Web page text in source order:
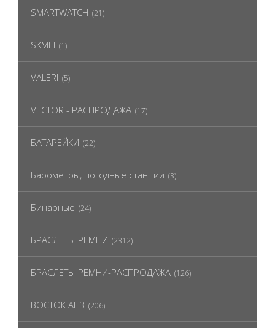
SMARTWATCH (21)
SKMEI (1)
VALERI (5)
VECTOR - РАСПРОДАЖА (17)
БАТАРЕЙКИ (22)
Барометры, погодные станции (3)
Бинарные (24)
БРАСЛЕТЫ РЕМНИ (2312)
БРАСЛЕТЫ РЕМНИ-РАСПРОДАЖА (126)
ВОСТОК АПЗ (206)